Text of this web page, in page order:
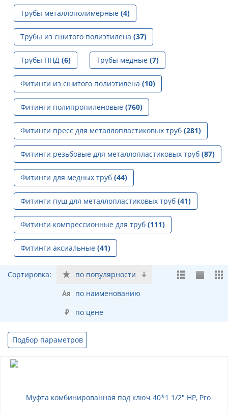
Трубы металлополимерные (4)
Трубы из сшитого полиэтилена (37)
Трубы ПНД (6) Трубы медные (7)
Фитинги из сшитого полиэтилена (10)
Фитинги полипропиленовые (760)
Фитинги пресс для металлопластиковых труб (281)
Фитинги резьбовые для металлопластиковых труб (87)
Фитинги для медных труб (44)
Фитинги пуш для металлопластиковых труб (41)
Фитинги компрессионные для труб (111)
Фитинги аксиальные (41)
Сортировка:
по популярности
по наименованию
по цене
Подбор параметров